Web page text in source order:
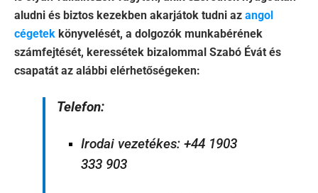
aludni és biztos kezekben akarjátok tudni az angol
cégetek könyvelését, a dolgozók munkabérének
számfejtését, keressétek bizalommal Szabó Évát és
csapatát az alábbi elérhetőségeken:
Telefon:
Irodai vezetékes: +44 1903
333 903